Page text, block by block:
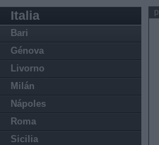
Italia
Bari
Génova
Livorno
Milán
Nápoles
Roma
Sicilia